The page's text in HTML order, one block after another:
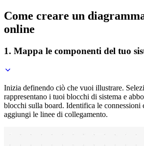
Come creare un
online
1. Mappa le componenti del tuo
Inizia definendo ciò che vuoi illustrare.
rappresentano i tuoi blocchi di sistema e
blocchi sulla board. Identifica le connessioni
aggiungi le linee di collegamento.